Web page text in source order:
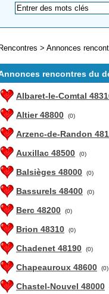
> Annonces
rencontres du
Albaret-le-Comtal
Altier 48800 (0)
Arzenc-de-Randon
Auxillac 48500 (0)
Balsièges 48000 (0)
Bassurels 48400 (0)
Berc 48200 (0)
Brion 48310 (0)
Chadenet 48190 (0)
Chapeauroux 48600 (0)
Chastel-Nouvel 48000